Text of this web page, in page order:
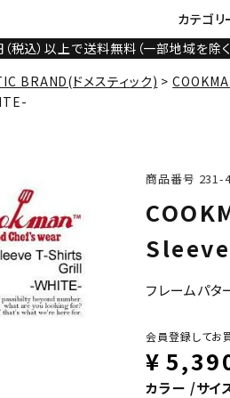
カテゴ
税込）以上で送料無料（一部地域を除く
BRAND(ドメスティック)
商品番号 231-
フレームパタ
会員登録してお
¥
カラー サイ